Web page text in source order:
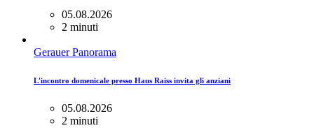
05.08.2026
2 minuti
Gerauer Panorama
L'incontro domenicale presso Haus Raiss invita gli anziani
05.08.2026
2 minuti